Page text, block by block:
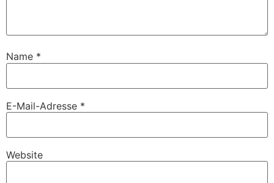
Name *
E-Mail-Adresse *
Website